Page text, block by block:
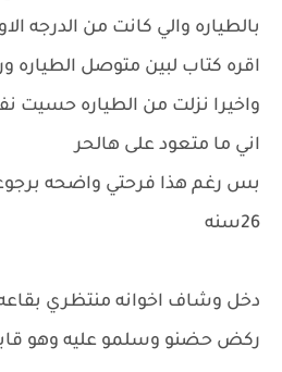
بالطياره والي كانت من الدرجه
اقره كتاب لبين متوصل الطياره
واخيرا نزلت من الطياره حسيت
اني ما متعود على هالحر
بس رغم هذا فرحتي واضحه
26سنه
دخل وشاف اخوانه منتظري بقاعه
ركض حضنو وسلمو عليه وهو